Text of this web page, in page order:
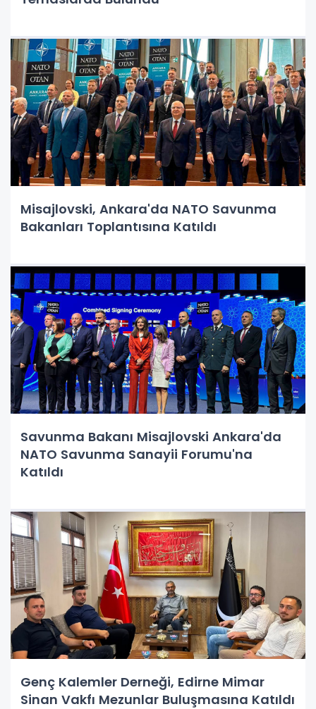
Misajlovski, Ankara'da NATO Savunma
Bakanları Toplantısına Katıldı
Savunma Bakanı Misajlovski Ankara'da
NATO Savunma Sanayii Forumu'na
Katıldı
Genç Kalemler Derneği, Edirne Mimar
Sinan Vakfı Mezunlar Buluşmasına Katıldı